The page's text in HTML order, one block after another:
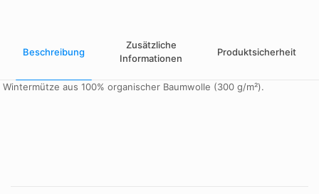
Beschreibung
Zusätzliche
Informationen
Produktsicherheit
Wintermütze aus 100% organischer Baumwolle (300 g/m²).